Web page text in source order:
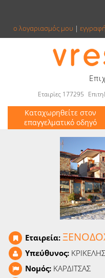
ο λογαριασμός μου | εγγραφή
Εταιρίες 177295
Καταχωρηθείτε στον
επαγγελματικό οδηγό
Εταιρείες
Κατάλογος
Αγγελίες
Ειδήσεις
Παιχνίδια
Εταιρεία:
Υπεύθυνος:
Νομός: ΚΑΡΔΙΤΣΑΣ